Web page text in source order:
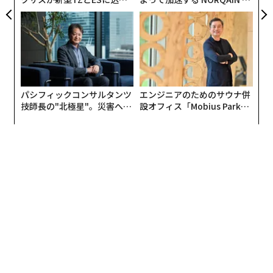
ではどちらがソーシャルメディア･クイーンなのか？ す
べてを合計するとスウィフトが2億1,070万でペリーが1
億9,850万と、スウィフトに軍配が上がる。しかし同じ
ファンが複数のソーシャルメディアで登録していること
も考えられるため、重複を省いて比較するのは不可能に
近い。間違いなく言えることがあるとすれば、ステージ
た「DISCOVER」の哲学
PAN 特別座談会
パシフィックコンサルタンツ
技師長の"北極星"。災害への
エンジニアのためのサウナ併
設オフィス「Mobius Park」